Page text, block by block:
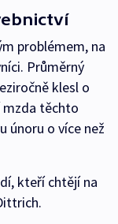
problémem, na
Průměrný
klesl o
mzda těchto
únoru o více než
kteří chtějí na